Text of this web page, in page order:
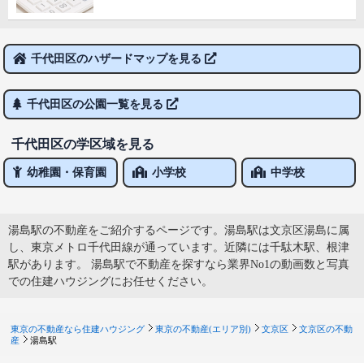
千代田区のハザードマップを見る
千代田区の公園一覧を見る
千代田区の学区域を見る
幼稚園・保育園 小学校 中学校
湯島駅の不動産をご紹介するページです。湯島駅は文京区湯島に属
し、東京メトロ千代田線が通っています。近隣には千駄木駅、根津
駅があります。 湯島駅で不動産を探すなら業界No1の動画数と写真
での住建ハウジングにお任せください。
東京の不動産なら住建ハウジング 東京の不動産(エリア別) 文京区
文京区の不動
産
湯島駅